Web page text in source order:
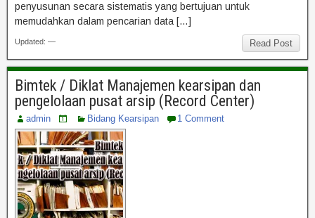
penyusunan secara sistematis yang bertujuan untuk
memudahkan dalam pencarian data […]
Read Post
Updated: —
Bimtek / Diklat Manajemen kearsipan dan
pengelolaan pusat arsip (Record Center)
admin Bidang Kearsipan 1 Comment